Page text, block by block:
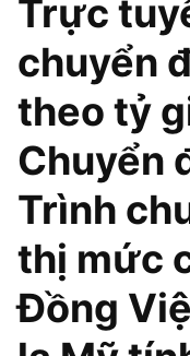
Trực
chuyển
theo tỷ
Chuyển
Trình
thị mức
Đồng